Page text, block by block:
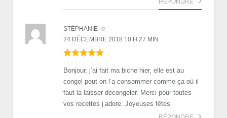
RÉPONDRE
STÉPHANIE le
24 DÉCEMBRE 2018 10 H 27 MIN
Bonjour, j’ai fait ma biche hier, elle est au
congel peut on l’a consommer comme ça où il
faut la laisser décongeler. Merci pour toutes
vos recettes j’adore. Joyeuses fêtes